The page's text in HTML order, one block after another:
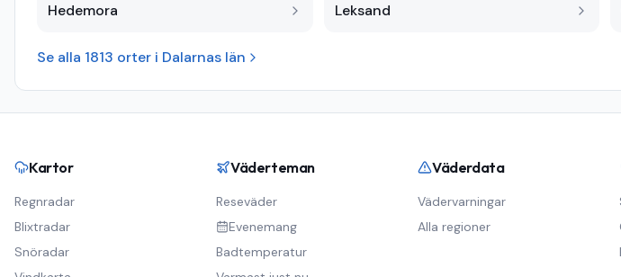
Hedemora Leksand
Se alla 1813 orter i Dalarnas län
Kartor
Regnradar
Blixtradar
Snöradar
Väderteman
Reseväder
Evenemang
Badtemperatur
Väderdata
Vädervarningar
Alla regioner